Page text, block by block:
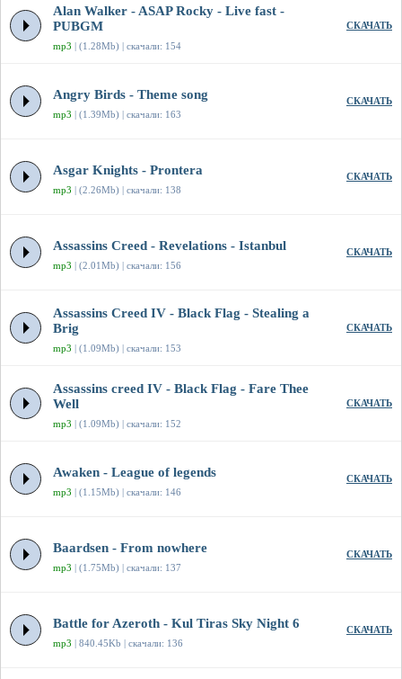
Alan Walker - ASAP Rocky - Live fast -
PUBGM
mp3 | (1.28Mb) | скачали: 154
СКАЧАТЬ
Angry Birds - Theme song
mp3 | (1.39Mb) | скачали: 163
СКАЧАТЬ
Asgar Knights - Prontera
mp3 | (2.26Mb) | скачали: 138
СКАЧАТЬ
Assassins Creed - Revelations - Istanbul
mp3 | (2.01Mb) | скачали: 156
СКАЧАТЬ
Assassins Creed IV - Black Flag - Stealing a
Brig
mp3 | (1.09Mb) | скачали: 153
СКАЧАТЬ
Assassins creed IV - Black Flag - Fare Thee
Well
mp3 | (1.09Mb) | скачали: 152
СКАЧАТЬ
Awaken - League of legends
mp3 | (1.15Mb) | скачали: 146
СКАЧАТЬ
Baardsen - From nowhere
mp3 | (1.75Mb) | скачали: 137
СКАЧАТЬ
Battle for Azeroth - Kul Tiras Sky Night 6
mp3 | 840.45Kb | скачали: 136
СКАЧАТЬ